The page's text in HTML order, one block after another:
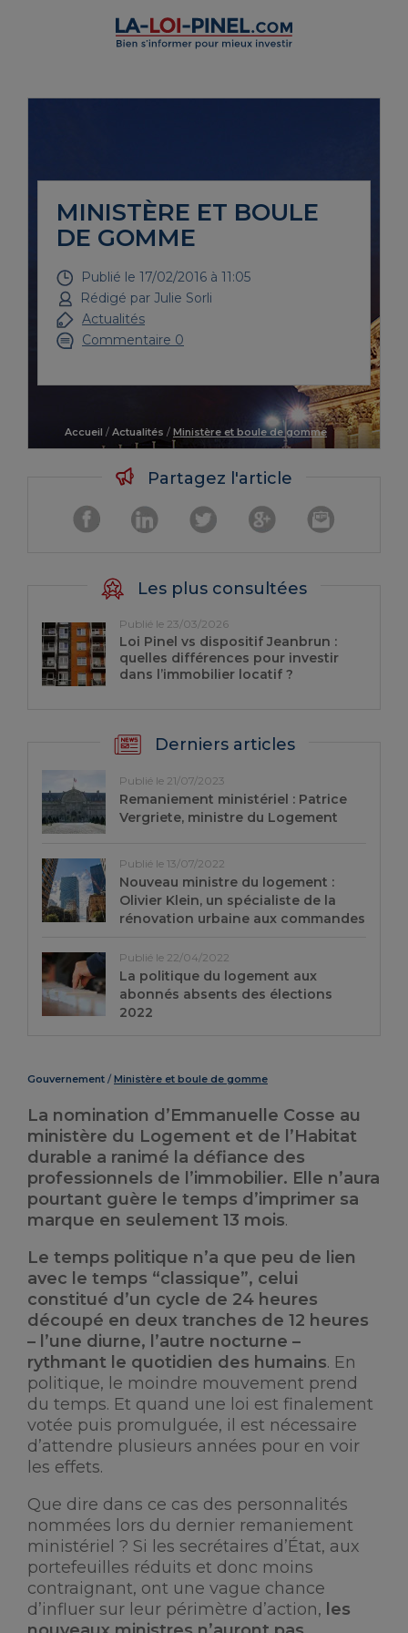
MINISTÈRE ET BOULE
DE GOMME
Publié le 17/02/2016 à 11:05
Rédigé par Julie Sorli
Actualités
Commentaire 0
Accueil / Actualités / Ministère et boule de gomme
Gouvernement Ministère et boule de gomme
La nomination d’Emmanuelle Cosse au
ministère du Logement et de l’Habitat
durable a ranimé la défiance des
professionnels de l’immobilier. Elle n’aura
pourtant guère le temps d’imprimer sa
marque en seulement 13 mois.
Le temps politique n’a que peu de lien
avec le temps “classique”, celui
constitué d’un cycle de 24 heures
découpé en deux tranches de 12 heures
– l’une diurne, l’autre nocturne –
rythmant le quotidien des humains. En
politique, le moindre mouvement prend
du temps. Et quand une loi est finalement
votée puis promulguée, il est nécessaire
d’attendre plusieurs années pour en voir
les effets.
Que dire dans ce cas des personnalités
nommées lors du dernier remaniement
ministériel ? Si les secrétaires d’État, aux
portefeuilles réduits et donc moins
contraignant, ont une vague chance
d’influer sur leur périmètre d’action, les
Partagez l'article
Les plus consultées
Publié le 23/03/2026
Loi Pinel vs dispositif Jeanbrun :
quelles différences pour investir
dans l’immobilier locatif ?
Derniers articles
Publié le 21/07/2023
Remaniement ministériel : Patrice
Vergriete, ministre du Logement
Publié le 13/07/2022
Nouveau ministre du logement :
Olivier Klein, un spécialiste de la
rénovation urbaine aux commandes
Publié le 22/04/2022
La politique du logement aux
abonnés absents des élections
2022